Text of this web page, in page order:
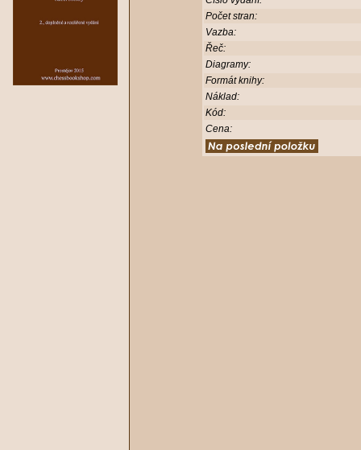
Počet stran:
Vazba:
Řeč:
Diagramy:
Formát knihy:
Náklad:
Kód:
Cena: